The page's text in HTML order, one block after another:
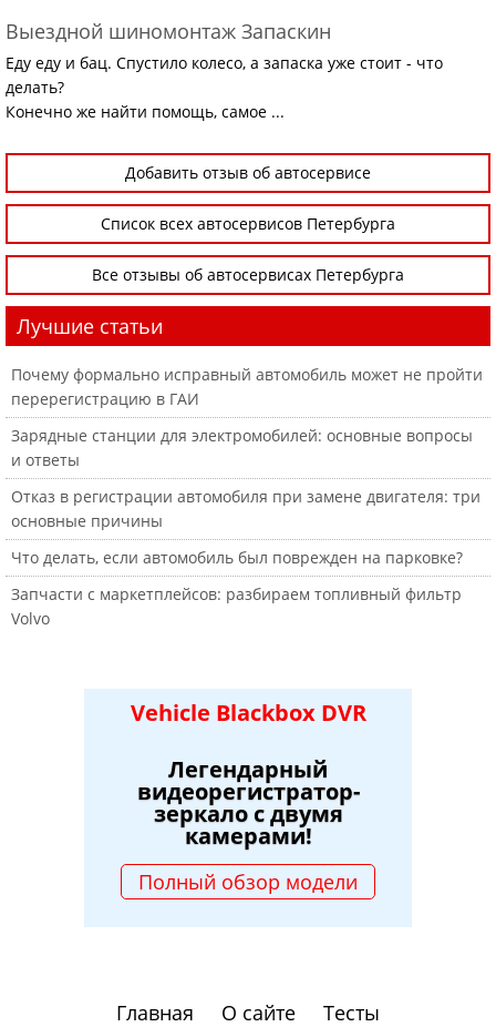
Выездной шиномонтаж Запаскин
Еду еду и бац. Спустило колесо, а запаска уже стоит - что
делать?
Конечно же найти помощь, самое ...
Добавить отзыв об автосервисе
Список всех автосервисов Петербурга
Все отзывы об автосервисах Петербурга
Лучшие статьи
Почему формально исправный автомобиль может не пройти
перерегистрацию в ГАИ
Зарядные станции для электромобилей: основные вопросы
и ответы
Отказ в регистрации автомобиля при замене двигателя: три
основные причины
Что делать, если автомобиль был поврежден на парковке?
Запчасти с маркетплейсов: разбираем топливный фильтр
Volvo
Vehicle Blackbox DVR
Легендарный
видеорегистратор-
зеркало с двумя
камерами!
Полный обзор модели
Главная О сайте Тесты